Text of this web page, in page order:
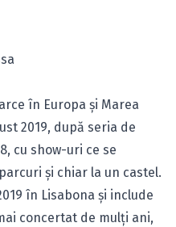
în Europa şi Marea
2019, după seria de
cu show-uri ce se
şi chiar la un castel.
în Lisabona şi include
concertat de mulţi ani,